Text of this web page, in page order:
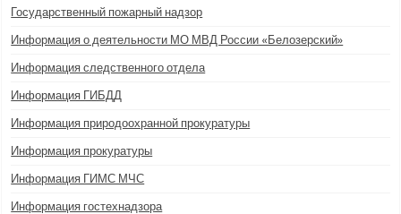
Государственный пожарный надзор
Информация о деятельности МО МВД России «Белозерский»
Информация следственного отдела
Информация ГИБДД
Информация природоохранной прокуратуры
Информация прокуратуры
Информация ГИМС МЧС
Информация гостехнадзора